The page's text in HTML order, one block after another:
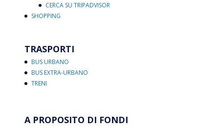
CERCA SU TRIPADVISOR
SHOPPING
TRASPORTI
BUS URBANO
BUS EXTRA-URBANO
TRENI
A PROPOSITO DI FONDI